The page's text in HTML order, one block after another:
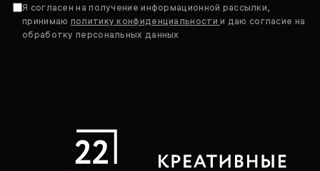
Я согласен на получение информационной рассылки,
принимаю политику конфиденциальностии даю согласие на
обработку персональных данных